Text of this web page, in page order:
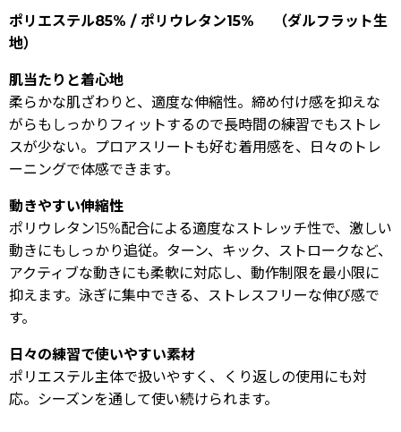
ポリエステル85% / ポリウレタン15% （ダルフラット生
地）
肌当たりと着心地
柔らかな肌ざわりと、適度な伸縮性。締め付け感を抑えな
がらもしっかりフィットするので長時間の練習でもストレ
スが少ない。プロアスリートも好む着用感を、日々のトレ
ーニングで体感できます。
動きやすい伸縮性
ポリウレタン15%配合による適度なストレッチ性で、激しい
動きにもしっかり追従。ターン、キック、ストロークなど、
アクティブな動きにも柔軟に対応し、動作制限を最小限に
抑えます。泳ぎに集中できる、ストレスフリーな伸び感で
す。
日々の練習で使いやすい素材
ポリエステル主体で扱いやすく、くり返しの使用にも対
応。シーズンを通して使い続けられます。